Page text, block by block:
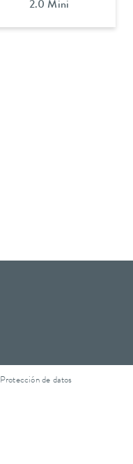
2.0 Mini
Protección de datos